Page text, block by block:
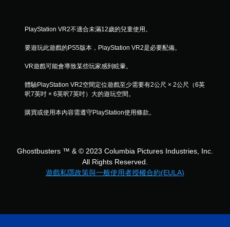
PlayStation VR2不適合未滿12歲的兒童使用。
要遊玩此遊戲的PS5版本，PlayStation VR2是必要配備。
VR遊戲可能會導致某些玩家感到眩暈。
體驗PlayStation VR2空間定位遊戲至少需要有2公尺 × 2公尺（6英
呎7英吋 × 6英呎7英吋）大的遊玩空間。
購買或使用本內容需遵守PlayStation使用條款。
Ghostbusters ™ & © 2023 Columbia Pictures Industries, Inc.
All Rights Reserved.
遊戲私隱政策與一般使用者授權合約(EULA)